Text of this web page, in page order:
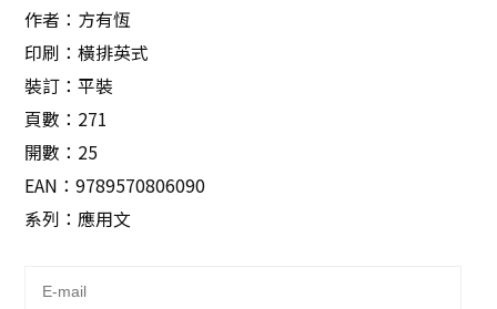
作者：方有恆
印刷：橫排英式
裝訂：平裝
頁數：271
開數：25
EAN：9789570806090
系列：應用文